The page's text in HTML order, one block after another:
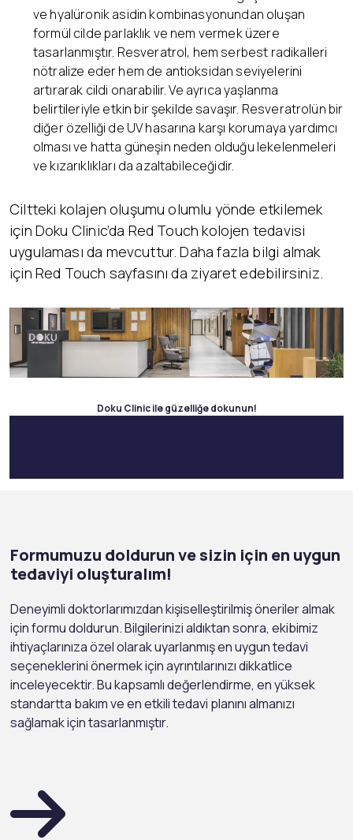
ve hyalüronik asidin kombinasyonundan oluşan
formül cilde parlaklık ve nem vermek üzere
tasarlanmıştır. Resveratrol, hem serbest radikalleri
nötralize eder hem de antioksidan seviyelerini
artırarak cildi onarabilir. Ve ayrıca yaşlanma
belirtileriyle etkin bir şekilde savaşır. Resveratrolün bir
diğer özelliği de UV hasarına karşı korumaya yardımcı
olması ve hatta güneşin neden olduğu lekelenmeleri
ve kızarıklıkları da azaltabileceğidir.
Ciltteki kolajen oluşumu olumlu yönde etkilemek
için Doku Clinic’da Red Touch kolojen tedavisi
uygulaması da mevcuttur. Daha fazla bilgi almak
için Red Touch sayfasını da ziyaret edebilirsiniz.
Doku Clinic ile güzelliğe dokunun!
Formumuzu doldurun ve sizin için en uygun
tedaviyi oluşturalım!
Deneyimli doktorlarımızdan kişiselleştirilmiş öneriler almak
için formu doldurun. Bilgilerinizi aldıktan sonra, ekibimiz
ihtiyaçlarınıza özel olarak uyarlanmış en uygun tedavi
seçeneklerini önermek için ayrıntılarınızı dikkatlice
inceleyecektir. Bu kapsamlı değerlendirme, en yüksek
standartta bakım ve en etkili tedavi planını almanızı
sağlamak için tasarlanmıştır.